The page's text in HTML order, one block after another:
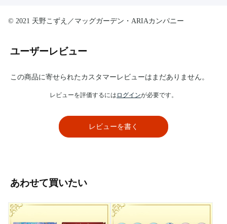
© 2021 天野こずえ／マッグガーデン・ARIAカンパニー
ユーザーレビュー
この商品に寄せられたカスタマーレビューはまだありません。
レビューを評価するには ログインが必要です。
レビューを書く
あわせて買いたい